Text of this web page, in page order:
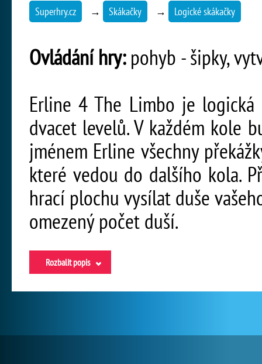
Superhry.cz → Skákačky → Logické skákačky
Ovládání hry:pohyb - šipky,
Erline 4 The Limbo je logická
dvacet levelů. V každém kole
jménem Erline všechny
které vedou do dalšího kola.
hrací plochu vysílat duše
omezený počet duší.
Rozbalit popis